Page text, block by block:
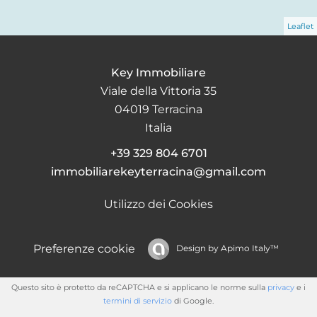
Leaflet
Key Immobiliare
Viale della Vittoria 35
04019 Terracina
Italia
+39 329 804 6701
immobiliarekeyterracina@gmail.com
Utilizzo dei Cookies
Preferenze cookie Design by Apimo Italy™
Questo sito è protetto da reCAPTCHA e si applicano le norme sulla privacy e i
termini di servizio di Google.